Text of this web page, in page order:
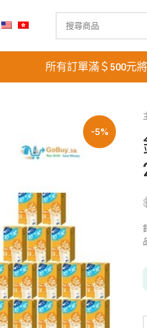
所有訂單滿＄500元
-5%